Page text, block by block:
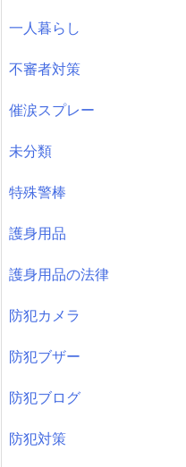
一人暮らし
不審者対策
催涙スプレー
未分類
特殊警棒
護身用品
護身用品の法律
防犯カメラ
防犯ブザー
防犯ブログ
防犯対策